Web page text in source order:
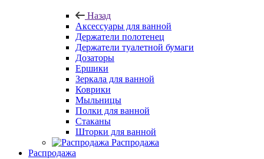
Назад
Аксессуары для ванной
Держатели полотенец
Держатели туалетной бумаги
Дозаторы
Ершики
Зеркала для ванной
Коврики
Мыльницы
Полки для ванной
Стаканы
Шторки для ванной
Распродажа
Распродажа